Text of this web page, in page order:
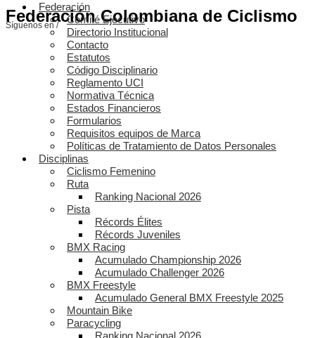
Federación Colombiana de Ciclismo
Síguenos en /
Federación
Comité Ejecutivo
Directorio Institucional
Contacto
Estatutos
Código Disciplinario
Reglamento UCI
Normativa Técnica
Estados Financieros
Formularios
Requisitos equipos de Marca
Políticas de Tratamiento de Datos Personales
Disciplinas
Ciclismo Femenino
Ruta
Ranking Nacional 2026
Pista
Récords Élites
Récords Juveniles
BMX Racing
Acumulado Championship 2026
Acumulado Challenger 2026
BMX Freestyle
Acumulado General BMX Freestyle 2025
Mountain Bike
Paracycling
Ranking Nacional 2026